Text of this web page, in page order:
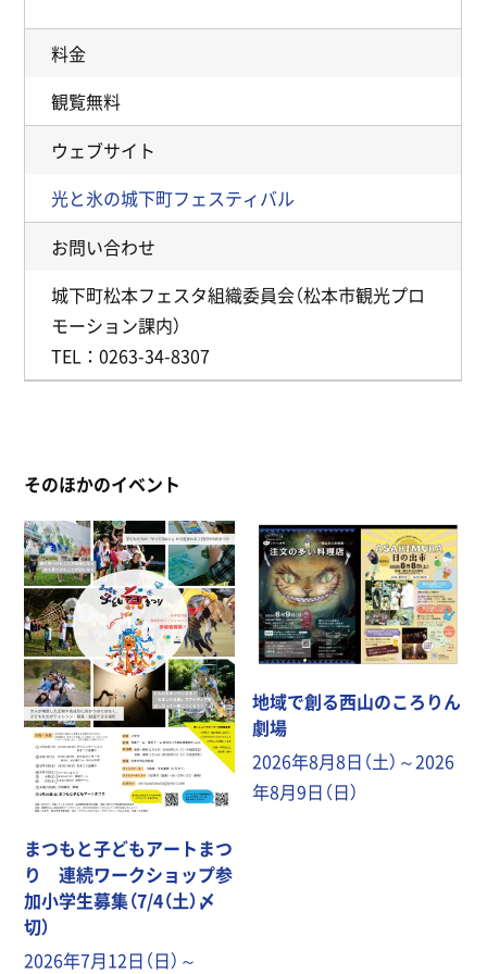
料金
観覧無料
ウェブサイト
光と氷の城下町フェスティバル
お問い合わせ
城下町松本フェスタ組織委員会（松本市観光プロ
モーション課内）
TEL：0263-34-8307
そのほかのイベント
まつもと子どもアートまつ
り 連続ワークショップ参
加小学生募集（7/4（土）〆
切）
2026年7月12日（日）～
地域で創る西山のころりん
劇場
2026年8月8日（土）～2026
年8月9日（日）